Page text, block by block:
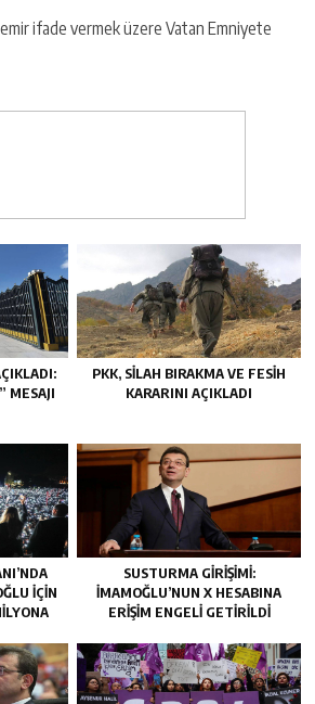
ifade vermek üzere Vatan Emniyete
MESAJI
PKK, SILAH BIRAKMA VE FESIH
KARARINI AÇIKLADI
IÇIN
SUSTURMA GIRIŞIMI:
İMAMOĞLU’NUN X HESABINA
ERIŞIM ENGELI GETIRILDI